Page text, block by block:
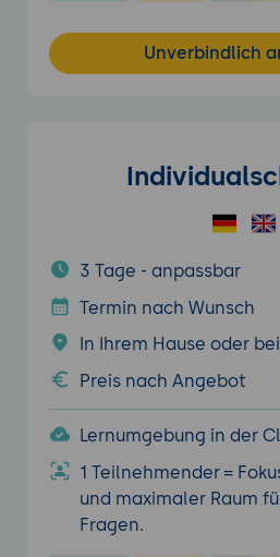
Unverbindlich
3 Tage - anpassbar
Termin nach Wunsch
In Ihrem Hause oder
Preis nach Angebot
Lernumgebung in der
1 Teilnehmender =
und maximaler Raum
Fragen.